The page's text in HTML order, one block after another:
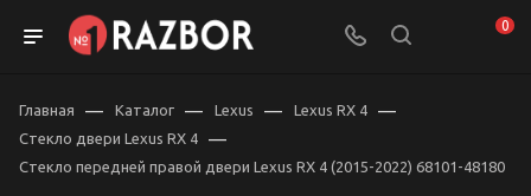
0
Главная — Каталог — Lexus — Lexus RX 4 —
Стекло двери Lexus RX 4 —
Стекло передней правой двери Lexus RX 4 (2015-2022) 68101-48180